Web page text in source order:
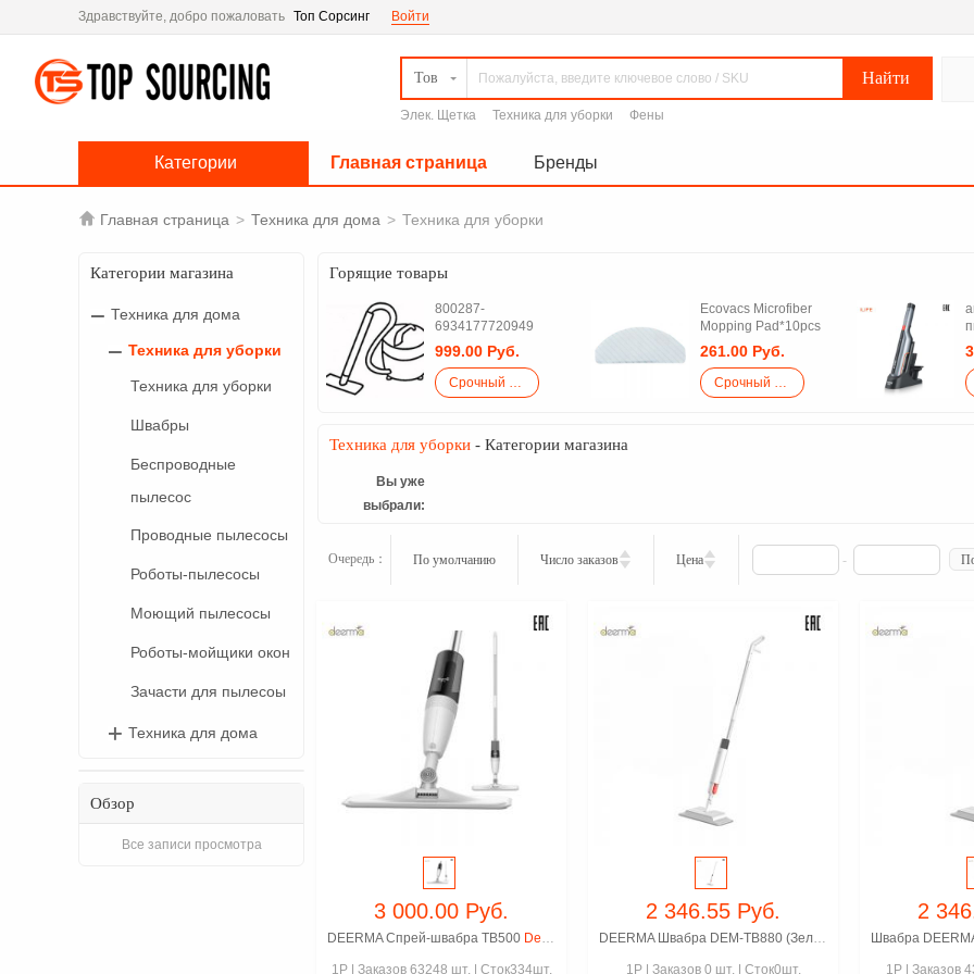
Здравствуйте, добро пожаловать Топ Сорсинг Войти
Тов
Элек. Щетка Техника для уборки Фены
Категории Главная страница Бренды
 Главная страница > Техника для дома > Техника для уборки
Категории магазина
Техника для дома
Техника для уборки
Техника для уборки
Швабры
Беспроводные
пылесос
Проводные пылесосы
Роботы-пылесосы
Моющий пылесосы
Роботы-мойщики окон
Зачасти для пылесоы
Техника для дома
Обзор
Все записи просмотра
Горящие товары
800287-
6934177720949
999.00 Руб.
Срочный закупка
Ecovacs Microfiber
Mopping Pad*10pcs
261.00 Руб.
Срочный закупка
Техника для уборки - Категории магазина
Вы уже
выбрали:
Очередь： По умолчанию Число заказов Цена -
3 000.00 Руб.
DEERMA Спрей-швабра TB500 Deerma TB500 Spray Mop 360 градусов ручка Швабра с распылителем для сухой и влажной уборки
1P| Заказов 63248 шт.| Сток334шт.
2 346.55 Руб.
DEERMA Швабра DEM-TB880 (Зеленый) Швабра с
1P| Заказов 0 шт.| Сток0шт.
2
1P Заказов